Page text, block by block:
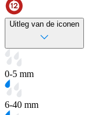
Uitleg van de iconen
0-5 mm
6-40 mm